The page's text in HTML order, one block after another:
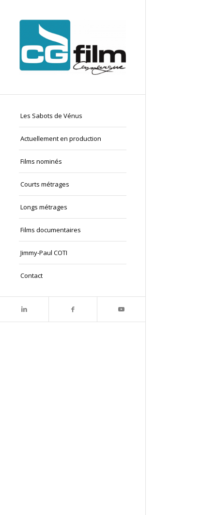
Les Sabots de Vénus
Actuellement en production
Films nominés
Courts métrages
Longs métrages
Films documentaires
Jimmy-Paul COTI
Contact